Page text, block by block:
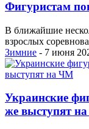
Фигуристам
В ближайшие
взрослых
Зимние - 7 июня
Украинские
же выступят